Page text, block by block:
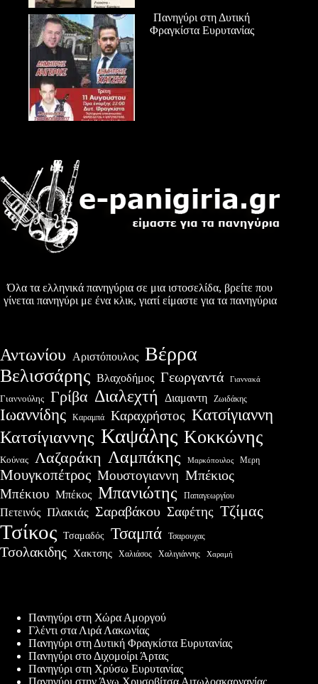
Πανηγύρι στη Δυτική
Φραγκίστα Ευρυτανίας
Όλα τα ελληνικά πανηγύρια σε μια ιστοσελίδα, βρείτε που
γίνεται πανηγύρι με ένα κλικ, γιατί είμαστε για τα πανηγύρια
Αντωνίου Αριστόπουλος Βέρρα
Βελισσάρης Βλαχοδήμος Γεωργαντά Γιαννακά
Γιαννούλης Γρίβα Διαλεχτή Διαμαντη Ζωιδάκης
Ιωαννίδης Καραμπά Καραχρήστος Κατσίγιαννη
Κατσίγιαννης Καψάλης Κοκκώνης
Κούνας Λαζαράκη Λαμπάκης Μαρκόπουλος Μερη
Μουγκοπέτρος Μουστογιαννη Μπέκιος
Μπέκιου Μπέκος Μπανιώτης Παπαγεωργίου
Πετεινός Πλακιάς Σαραβάκου Σαφέτης Τζίμας
Τσίκος Τσαμαδός Τσαμπά Τσαρουχας
Τσολακιδης Χακτσης Χαλιάσος Χαλιγιάννης Χαραμή
Πανηγύρι στη Χώρα Αμοργού
Γλέντι στα Λιρά Λακωνίας
Πανηγύρι στη Δυτική Φραγκίστα Ευρυτανίας
Πανηγύρι στο Διχομοίρι Άρτας
Πανηγύρι στη Χρύσω Ευρυτανίας